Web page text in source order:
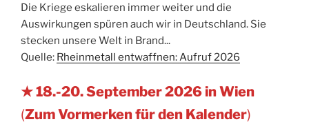
Die Kriege eskalieren immer weiter und die
Auswirkungen spüren auch wir in Deutschland. Sie
stecken unsere Welt in Brand...
Quelle: Rheinmetall entwaffnen: Aufruf 2026
★ 18.-20. September 2026 in Wien
(Zum Vormerken für den Kalender)